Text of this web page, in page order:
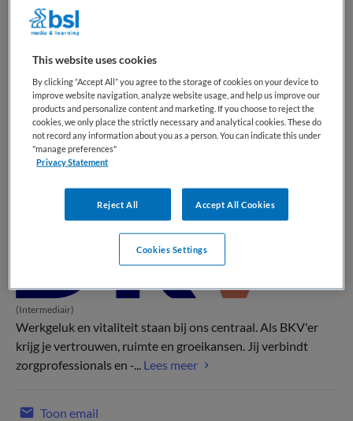
Vacature niet beschikbaar
Deze vacature Psycholoog | kind en jeugd bij BKV is niet
meer actueel. Hieronder staan enkele vergelijkbare
vacatures die voor u wellicht interessant zijn.
(Intermediair)
Werkgeluk en vitaliteit staan bij ons centraal. Als BKV'er
krijg je vertrouwen, ruimte en groeikansen. Jij verbindt
zorgprofessionals en -... Lees meer
Toon email
This website uses cookies
By clicking “Accept All” you agree to the storage of cookies on your device to
improve website navigation, analyze website usage, and help us improve our
products and personalize content and marketing. If you choose to reject the
cookies, we only place the strictly necessary and analytical cookies. These do
not record any information about you as a person. You can indicate this under
"manage preferences"
Privacy Statement
Reject All Accept All Cookies
Cookies Settings